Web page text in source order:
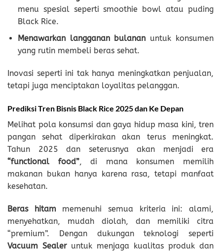
menu spesial seperti smoothie bowl atau puding
Black Rice.
Menawarkan langganan bulanan untuk konsumen
yang rutin membeli beras sehat.
Inovasi seperti ini tak hanya meningkatkan penjualan,
tetapi juga menciptakan loyalitas pelanggan.
Prediksi Tren Bisnis Black Rice 2025 dan Ke Depan
Melihat pola konsumsi dan gaya hidup masa kini, tren
pangan sehat diperkirakan akan terus meningkat.
Tahun 2025 dan seterusnya akan menjadi era
“functional food”, di mana konsumen memilih
makanan bukan hanya karena rasa, tetapi manfaat
kesehatan.
Beras hitam memenuhi semua kriteria ini: alami,
menyehatkan, mudah diolah, dan memiliki citra
“premium”. Dengan dukungan teknologi seperti
Vacuum Sealeruntuk menjaga kualitas produk dan